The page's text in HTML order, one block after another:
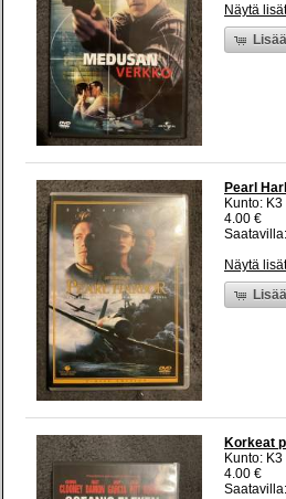
Näytä
Pearl
Kunto:
4.00 €
Näytä
Korkeat
Kunto:
4.00 €